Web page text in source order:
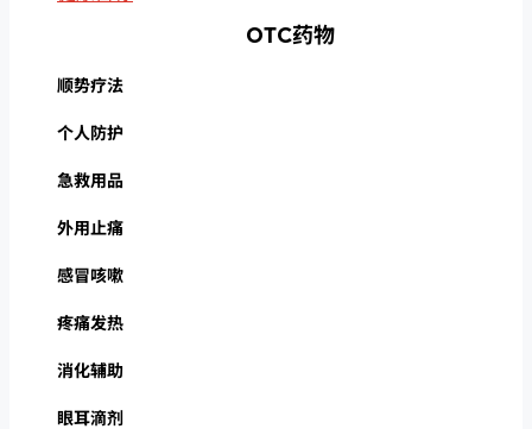
OTC药物
顺势疗法
个人防护
急救用品
外用止痛
感冒咳嗽
疼痛发热
消化辅助
眼耳滴剂